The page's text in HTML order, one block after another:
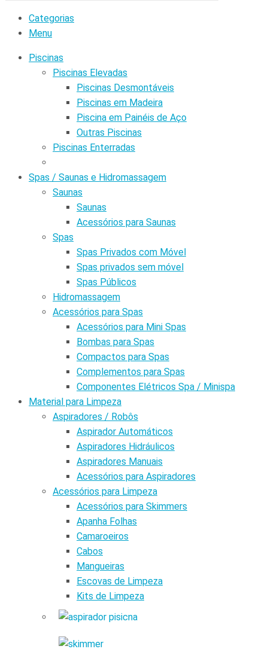
Categorias
Menu
Piscinas
Piscinas Elevadas
Piscinas Desmontáveis
Piscinas em Madeira
Piscina em Painéis de Aço
Outras Piscinas
Piscinas Enterradas
Spas / Saunas e Hidromassagem
Saunas
Saunas
Acessórios para Saunas
Spas
Spas Privados com Móvel
Spas privados sem móvel
Spas Públicos
Hidromassagem
Acessórios para Spas
Acessórios para Mini Spas
Bombas para Spas
Compactos para Spas
Complementos para Spas
Componentes Elétricos Spa / Minispa
Material para Limpeza
Aspiradores / Robôs
Aspirador Automáticos
Aspiradores Hidráulicos
Aspiradores Manuais
Acessórios para Aspiradores
Acessórios para Limpeza
Acessórios para Skimmers
Apanha Folhas
Camaroeiros
Cabos
Mangueiras
Escovas de Limpeza
Kits de Limpeza